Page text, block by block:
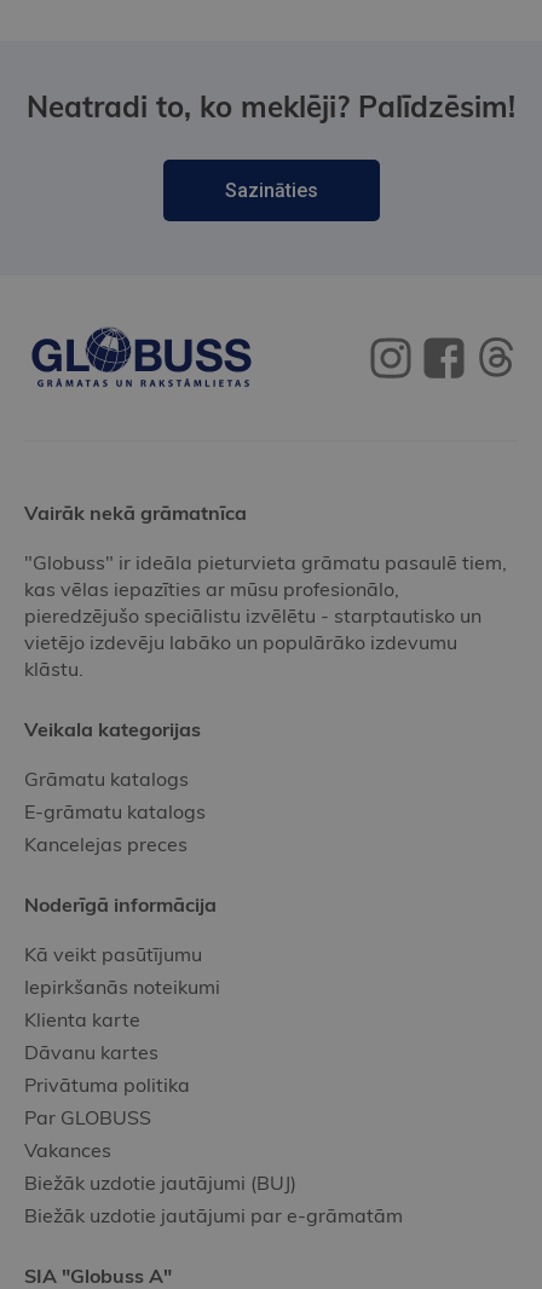
Neatradi to, ko meklēji? Palīdzēsim!
Sazināties
Vairāk nekā grāmatnīca
"Globuss" ir ideāla pieturvieta grāmatu pasaulē tiem,
kas vēlas iepazīties ar mūsu profesionālo,
pieredzējušo speciālistu izvēlētu - starptautisko un
vietējo izdevēju labāko un populārāko izdevumu
klāstu.
Veikala kategorijas
Grāmatu katalogs
E-grāmatu katalogs
Kancelejas preces
Noderīgā informācija
Kā veikt pasūtījumu
Iepirkšanās noteikumi
Klienta karte
Dāvanu kartes
Privātuma politika
Par GLOBUSS
Vakances
Biežāk uzdotie jautājumi (BUJ)
Biežāk uzdotie jautājumi par e-grāmatām
SIA "Globuss A"